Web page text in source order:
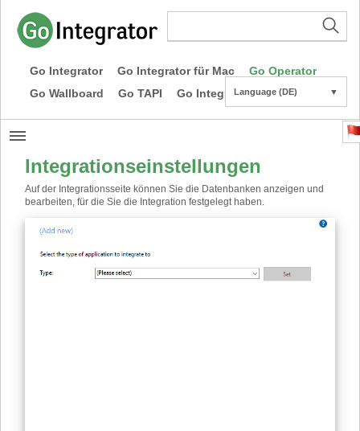
Go Integrator Go Integrator für Mac
Go Operator
Go Wallboard
Go TAPI Go Integrator CE
Language (DE) ▼
Integrationseinstellungen
Auf der Integrationsseite können Sie die Datenbanken anzeigen und
bearbeiten, für die Sie die Integration festgelegt haben.